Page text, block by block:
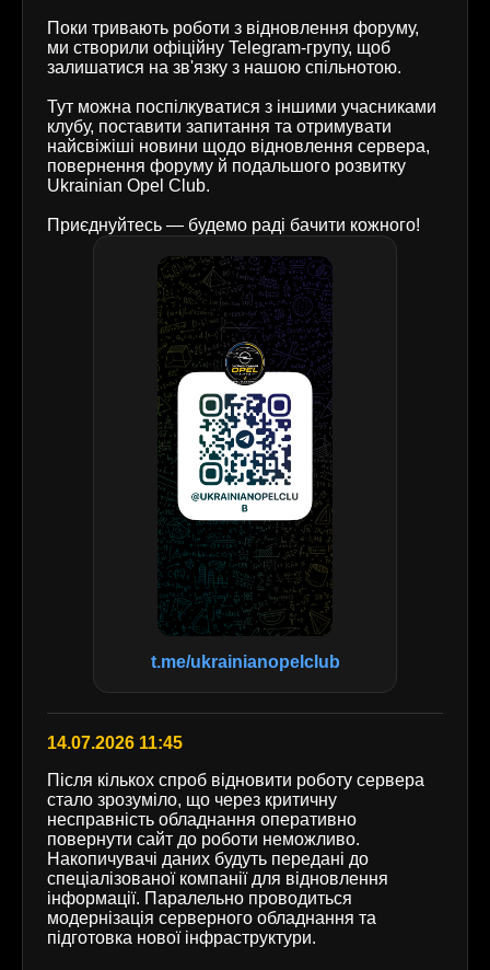
Поки тривають роботи з відновлення форуму,
ми створили офіційну Telegram-групу, щоб
залишатися на зв'язку з нашою спільнотою.
Тут можна поспілкуватися з іншими учасниками
клубу, поставити запитання та отримувати
найсвіжіші новини щодо відновлення сервера,
повернення форуму й подальшого розвитку
Ukrainian Opel Club.
Приєднуйтесь — будемо раді бачити кожного!
t.me/ukrainianopelclub
14.07.2026 11:45
Після кількох спроб відновити роботу сервера
стало зрозуміло, що через критичну
несправність обладнання оперативно
повернути сайт до роботи неможливо.
Накопичувачі даних будуть передані до
спеціалізованої компанії для відновлення
інформації. Паралельно проводиться
модернізація серверного обладнання та
підготовка нової інфраструктури.